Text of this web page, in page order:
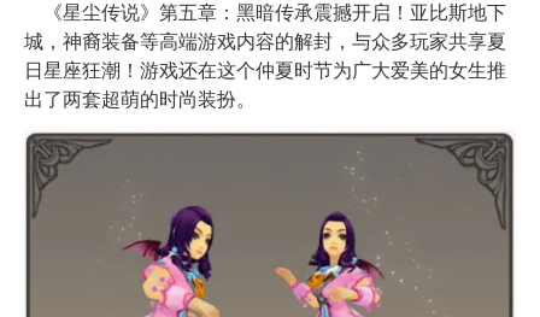
《星尘传说》第五章：黑暗传承震撼开启！亚比斯地下
城，神裔装备等高端游戏内容的解封，与众多玩家共享夏
日星座狂潮！游戏还在这个仲夏时节为广大爱美的女生推
出了两套超萌的时尚装扮。